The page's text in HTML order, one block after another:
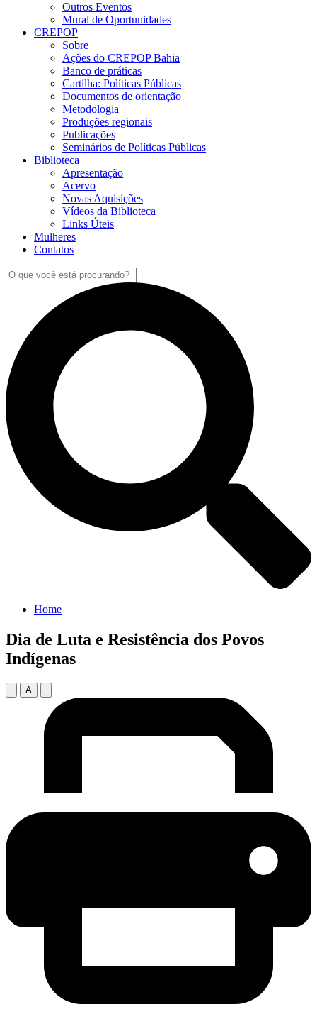
Outros Eventos
Mural de Oportunidades
CREPOP
Sobre
Ações do CREPOP Bahia
Banco de práticas
Cartilha: Políticas Públicas
Documentos de orientação
Metodologia
Produções regionais
Publicações
Seminários de Políticas Públicas
Biblioteca
Apresentação
Acervo
Novas Aquisições
Vídeos da Biblioteca
Links Úteis
Mulheres
Contatos
Home
Dia de Luta e Resistência dos Povos
Indígenas
A